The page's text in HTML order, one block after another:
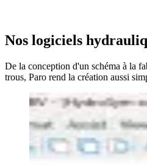
Nos logiciels
De la conception d'un schéma à la
trous, Paro rend la création aussi